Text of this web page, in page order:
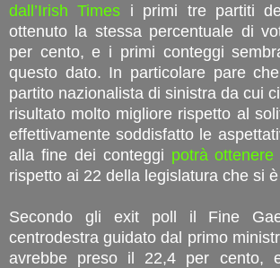
dall’Irish Times i primi tre partiti
ottenuto la stessa percentuale di
per cento, e i primi conteggi
questo dato. In particolare pare
partito nazionalista di sinistra da cui
risultato molto migliore rispetto al
effettivamente soddisfatto le
alla fine dei conteggi potrà
rispetto ai 22 della legislatura che si
Secondo gli exit poll il Fine
centrodestra guidato dal primo
avrebbe preso il 22,4 per cento,